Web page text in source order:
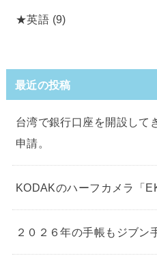
★英語 (9)
最近の投稿
台湾で銀行口座を開設して
申請。
KODAKのハーフカメラ「
２０２６年の手帳もジブン